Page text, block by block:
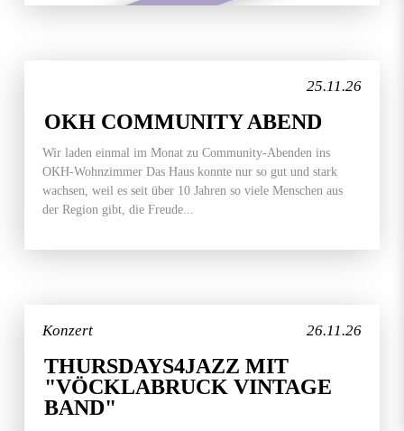
25.11.26
OKH COMMUNITY ABEND
Wir laden einmal im Monat zu Community-Abenden ins
OKH-Wohnzimmer Das Haus konnte nur so gut und stark
wachsen, weil es seit über 10 Jahren so viele Menschen aus
der Region gibt, die Freude...
26.11.26
Konzert
THURSDAYS4JAZZ MIT
"VÖCKLABRUCK VINTAGE
BAND"